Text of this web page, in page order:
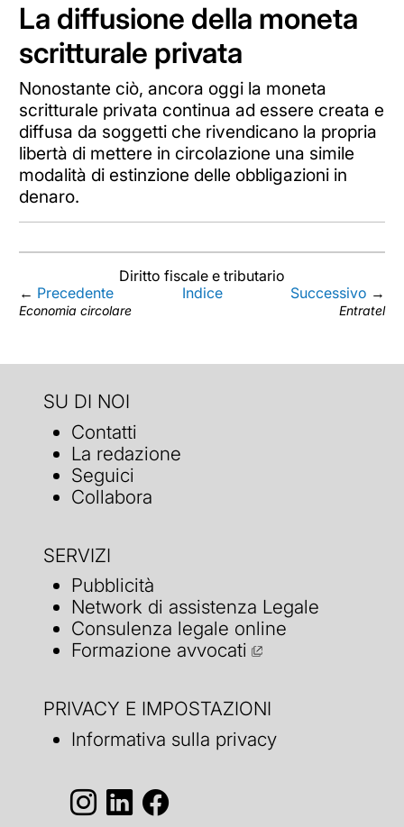
La diffusione della moneta
scritturale privata
Nonostante ciò, ancora oggi la moneta
scritturale privata continua ad essere creata e
diffusa da soggetti che rivendicano la propria
libertà di mettere in circolazione una simile
modalità di estinzione delle obbligazioni in
denaro.
Diritto fiscale e tributario
← Precedente
Economia circolare
Indice Successivo →
Entratel
SU DI NOI
Contatti
La redazione
Seguici
Collabora
SERVIZI
Pubblicità
Network di assistenza Legale
Consulenza legale online
Formazione avvocati
PRIVACY E IMPOSTAZIONI
Informativa sulla privacy